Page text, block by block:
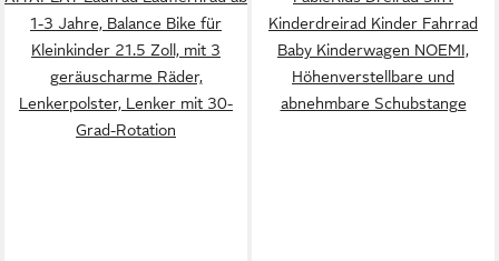
1-3 Jahre, Balance Bike für
Kleinkinder 21.5 Zoll, mit 3
geräuscharme Räder,
Lenkerpolster, Lenker mit 30-
Grad-Rotation
Kinderdreirad Kinder Fahrrad
Baby Kinderwagen NOEMI,
Höhenverstellbare und
abnehmbare Schubstange